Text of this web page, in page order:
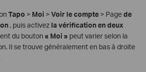
Tapo > Moi > Voir le compte > Pagede
, puis activez la vérification en deux
du bouton « Moi » peut varier selon la
Il se trouve généralement en bas à droite